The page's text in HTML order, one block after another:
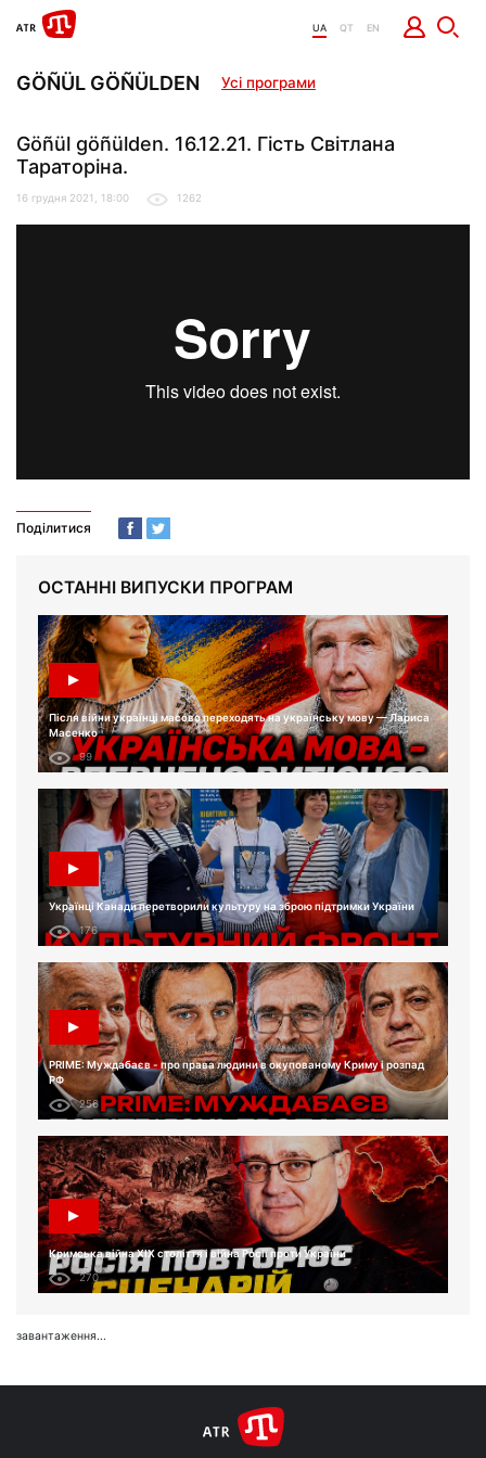
UA QT EN
GÖÑÜL GÖÑÜLDEN Усі програми
Göñül göñülden. 16.12.21. Гість Світлана
Тараторіна.
16 грудня 2021, 18:00 1262
Поділитися
ОСТАННІ ВИПУСКИ ПРОГРАМ
Після війни українці масово переходять на українську мову — Лариса
Масенко
99
Українці Канади перетворили культуру на зброю підтримки України
176
PRIME: Муждабаєв - про права людини в окупованому Криму і розпад
РФ
256
Кримська війна XIX століття і війна Росії проти України
270
завантаження...